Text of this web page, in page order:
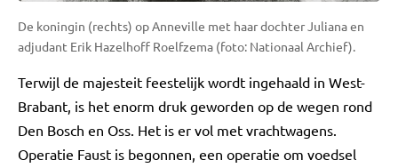
De koningin (rechts) op Anneville met haar dochter Juliana en
adjudant Erik Hazelhoff Roelfzema (foto: Nationaal Archief).
Terwijl de majesteit feestelijk wordt ingehaald in West-
Brabant, is het enorm druk geworden op de wegen rond
Den Bosch en Oss. Het is er vol met vrachtwagens.
Operatie Faust is begonnen, een operatie om voedsel